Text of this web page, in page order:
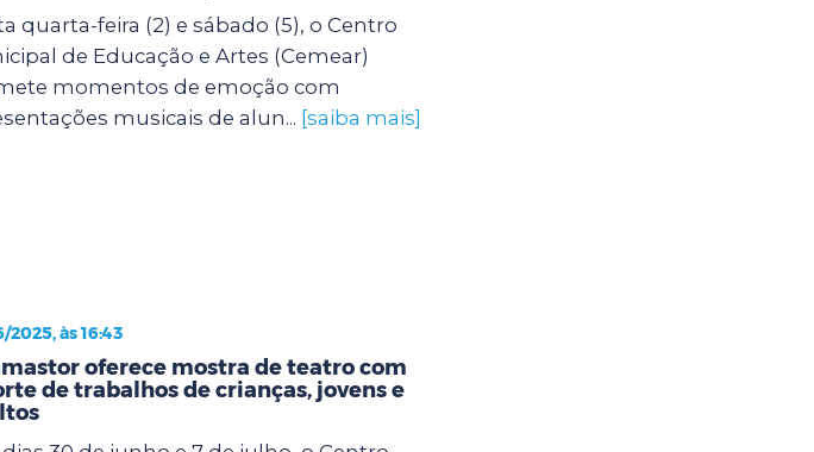
quarta-feira (2) e sábado (5), o Centro
de Educação e Artes (Cemear)
momentos de emoção com
musicais de alun... [saiba mais]
2025, às 16:43
oferece mostra de teatro com
de trabalhos de crianças, jovens e